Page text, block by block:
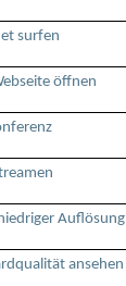
surfen
öffnen
Auflösung
ansehen